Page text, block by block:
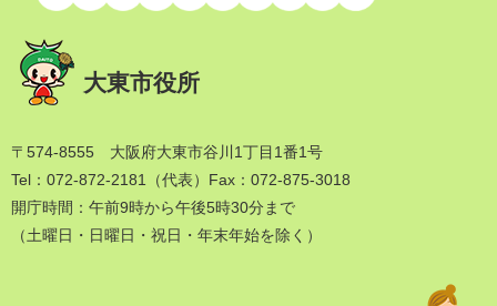
大東市役所
〒574-8555 大阪府大東市谷川1丁目1番1号
Tel：072-872-2181（代表） Fax：072-875-3018
開庁時間：午前9時から午後5時30分まで
（土曜日・日曜日・祝日・年末年始を除く）